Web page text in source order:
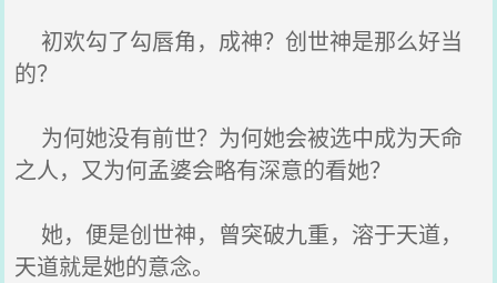
初欢勾了勾唇角，成神？创世神是那么好当
的？
为何她没有前世？为何她会被选中成为天命
之人，又为何孟婆会略有深意的看她？
她，便是创世神，曾突破九重，溶于天道，
天道就是她的意念。